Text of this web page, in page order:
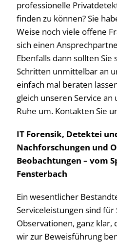
professionelle
finden zu können? Sie
Weise noch viele offene
sich einen
Ebenfalls dann sollten Sie
Schritten unmittelbar an
einfach mal beraten
gleich unseren Service an
Ruhe um. Kontakten Sie
IT Forensik, Detektei
Nachforschungen und
Beobachtungen – vom
Fensterbach
Ein wesentlicher
Serviceleistungen sind
Observationen, ganz klar,
wir zur Beweisführung